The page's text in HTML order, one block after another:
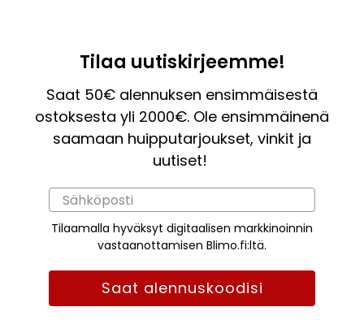
Tilaa uutiskirjeemme!
Saat 50€ alennuksen ensimmäisestä
ostoksesta yli 2000€. Ole ensimmäinenä
saamaan huipputarjoukset, vinkit ja
uutiset!
Tilaamalla hyväksyt digitaalisen markkinoinnin
vastaanottamisen Blimo.fi:ltä.
Saat alennuskoodisi